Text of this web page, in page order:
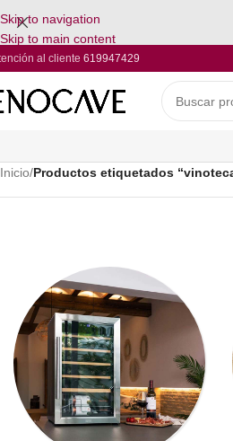
Skip to navigation
Skip to main content
al cliente 619947429
Inicio/Productos etiquetados